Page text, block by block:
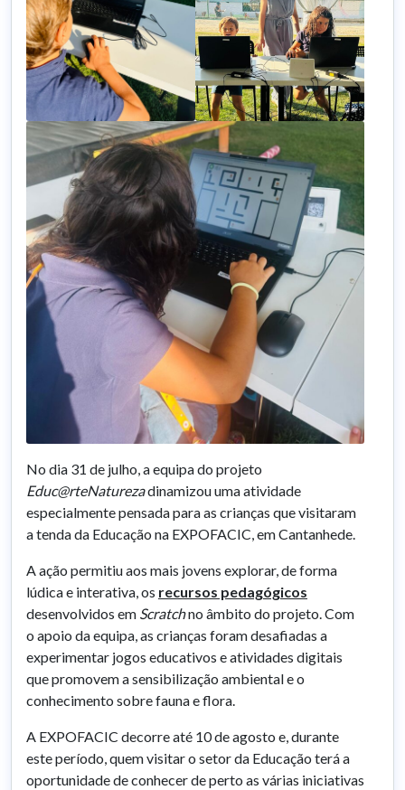
No dia 31 de julho, a equipa do projeto
Educ@rteNaturezadinamizou uma atividade
especialmente pensada para as crianças que visitaram
a tenda da Educação na EXPOFACIC, em Cantanhede.
A ação permitiu aos mais jovens explorar, de forma
lúdica e interativa, os recursos pedagógicos
desenvolvidos em Scratchno âmbito do projeto. Com
o apoio da equipa, as crianças foram desafiadas a
experimentar jogos educativos e atividades digitais
que promovem a sensibilização ambiental e o
conhecimento sobre fauna e flora.
A EXPOFACIC decorre até 10 de agosto e, durante
este período, quem visitar o setor da Educação terá a
oportunidade de conhecer de perto as várias iniciativas